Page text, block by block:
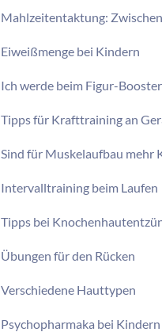
Mahlzeitentaktung:
Eiweißmenge bei Kindern
Ich werde beim Figur-
Tipps für Krafttraining an
Sind für Muskelaufbau mehr
Intervalltraining beim Laufen
Tipps bei
Übungen für den Rücken
Verschiedene Hauttypen
Psychopharmaka bei Kindern